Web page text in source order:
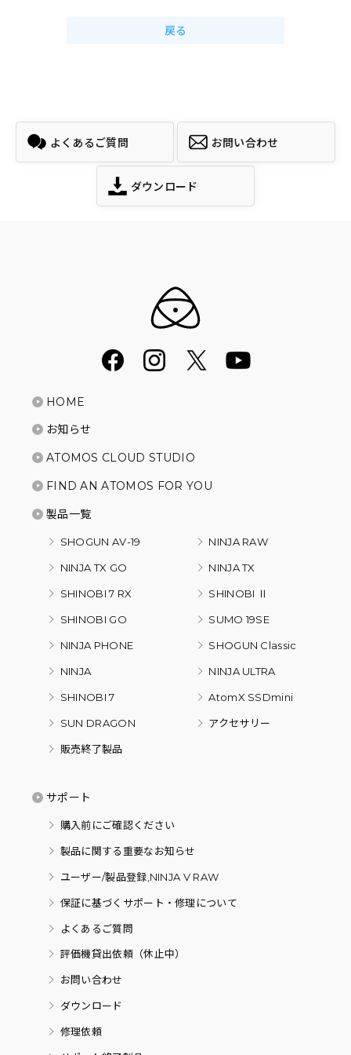
戻る
よくあるご質問 お問い合わせ
ダウンロード
HOME
お知らせ
ATOMOS CLOUD STUDIO
FIND AN ATOMOS FOR YOU
製品一覧
SHOGUN AV-19 NINJA RAW
NINJA TX GO NINJA TX
SHINOBI 7 RX SHINOBI Ⅱ
SHINOBI GO SUMO 19SE
NINJA PHONE SHOGUN Classic
NINJA NINJA ULTRA
SHINOBI 7 AtomX SSDmini
SUN DRAGON アクセサリー
販売終了製品
サポート
購入前にご確認ください
製品に関する重要なお知らせ
ユーザー/製品登録,NINJA V RAW
保証に基づくサポート・修理について
よくあるご質問
評価機貸出依頼（休止中）
お問い合わせ
ダウンロード
修理依頼